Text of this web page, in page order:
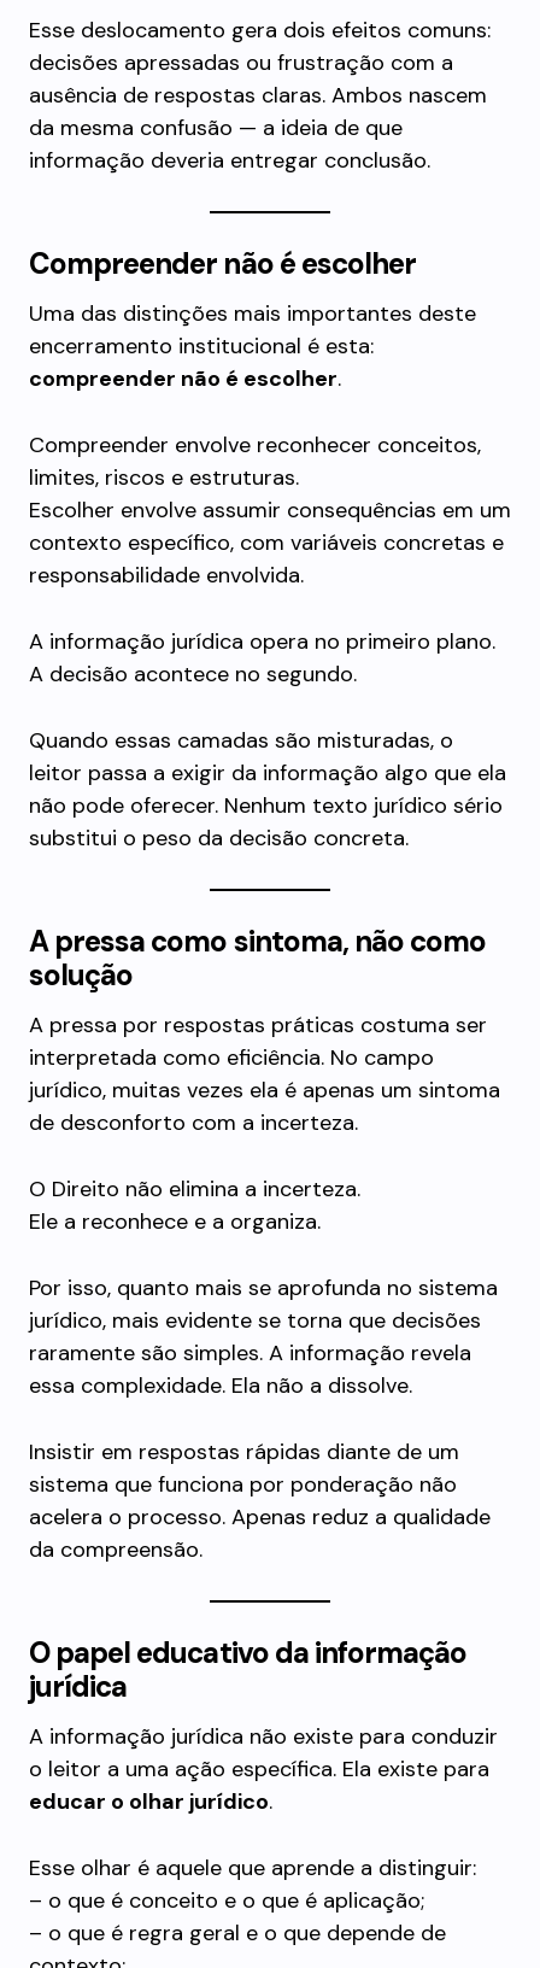
Esse deslocamento gera dois efeitos comuns:
decisões apressadas ou frustração com a
ausência de respostas claras. Ambos nascem
da mesma confusão — a ideia de que
informação deveria entregar conclusão.
Compreender não é escolher
Uma das distinções mais importantes deste
encerramento institucional é esta:
compreender não é escolher.
Compreender envolve reconhecer conceitos,
limites, riscos e estruturas.
Escolher envolve assumir consequências em um
contexto específico, com variáveis concretas e
responsabilidade envolvida.
A informação jurídica opera no primeiro plano.
A decisão acontece no segundo.
Quando essas camadas são misturadas, o
leitor passa a exigir da informação algo que ela
não pode oferecer. Nenhum texto jurídico sério
substitui o peso da decisão concreta.
A pressa como sintoma, não como
solução
A pressa por respostas práticas costuma ser
interpretada como eficiência. No campo
jurídico, muitas vezes ela é apenas um sintoma
de desconforto com a incerteza.
O Direito não elimina a incerteza.
Ele a reconhece e a organiza.
Por isso, quanto mais se aprofunda no sistema
jurídico, mais evidente se torna que decisões
raramente são simples. A informação revela
essa complexidade. Ela não a dissolve.
Insistir em respostas rápidas diante de um
sistema que funciona por ponderação não
acelera o processo. Apenas reduz a qualidade
da compreensão.
O papel educativo da informação
jurídica
A informação jurídica não existe para conduzir
o leitor a uma ação específica. Ela existe para
educar o olhar jurídico.
Esse olhar é aquele que aprende a distinguir:
– o que é conceito e o que é aplicação;
– o que é regra geral e o que depende de